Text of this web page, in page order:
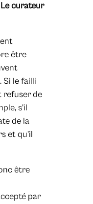
curateur
être
le failli
refuser de
s'il
de la
et qu’il
être
par